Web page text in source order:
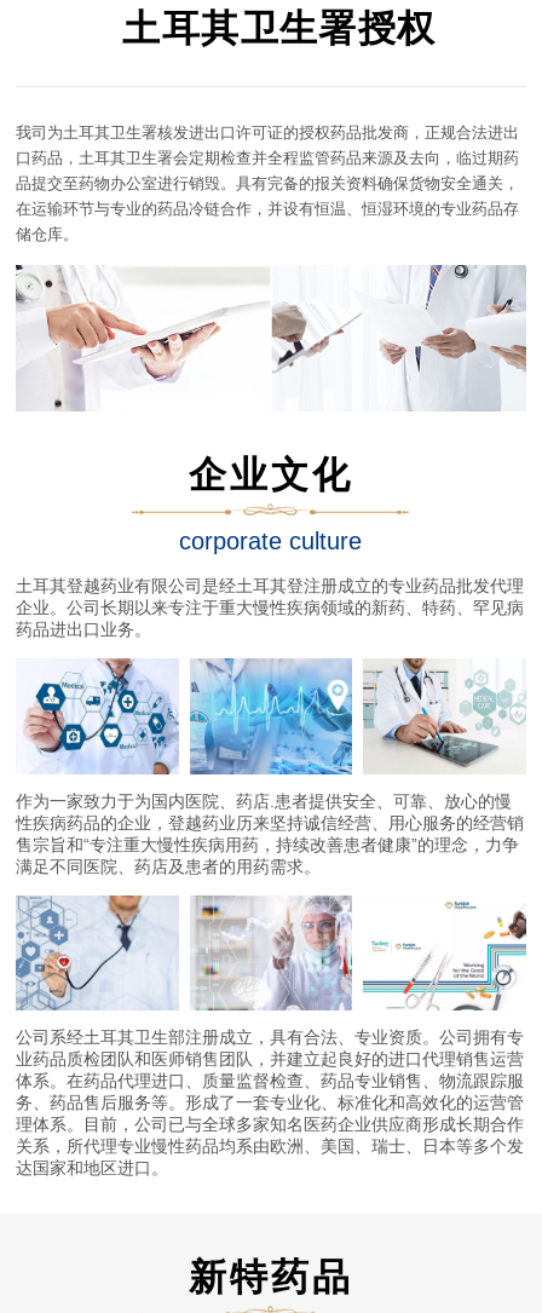
土耳其卫生署授权
我司为土耳其卫生署核发进出口许可证的授权药品批发商，正规合法进出
口药品，土耳其卫生署会定期检查并全程监管药品来源及去向，临过期药
品提交至药物办公室进行销毁。具有完备的报关资料确保货物安全通关，
在运输环节与专业的药品冷链合作，并设有恒温、恒湿环境的专业药品存
储仓库。
企业文化
corporate culture
土耳其登越药业有限公司是经土耳其登注册成立的专业药品批发代理
企业。公司长期以来专注于重大慢性疾病领域的新药、特药、罕见病
药品进出口业务。
作为一家致力于为国内医院、药店.患者提供安全、可靠、放心的慢
性疾病药品的企业，登越药业历来坚持诚信经营、用心服务的经营销
售宗旨和“专注重大慢性疾病用药，持续改善患者健康”的理念，力争
满足不同医院、药店及患者的用药需求。
公司系经土耳其卫生部注册成立，具有合法、专业资质。公司拥有专
业药品质检团队和医师销售团队，并建立起良好的进口代理销售运营
体系。在药品代理进口、质量监督检查、药品专业销售、物流跟踪服
务、药品售后服务等。形成了一套专业化、标准化和高效化的运营管
理体系。目前，公司已与全球多家知名医药企业供应商形成长期合作
关系，所代理专业慢性药品均系由欧洲、美国、瑞士、日本等多个发
达国家和地区进口。
新特药品